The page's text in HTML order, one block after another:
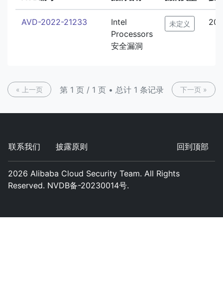
AVD-2022-21233
Intel
Processors
安全漏洞
未定义
« 上一页 第 1 页 / 1 页 • 总计 1 条记录 下一页 »
回到顶部
联系我们 披露原则
2026 Alibaba Cloud Security Team. All Rights
Reserved. NVDB备-20230014号.